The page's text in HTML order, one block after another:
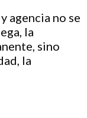
agencia no se
la
sino
la